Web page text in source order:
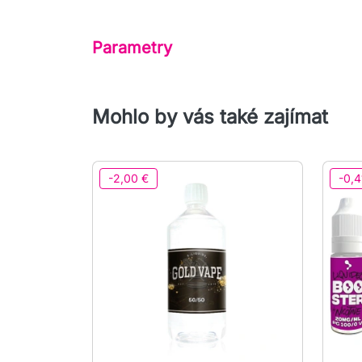
Parametry
Mohlo by vás také zajímat
-2,00 € -